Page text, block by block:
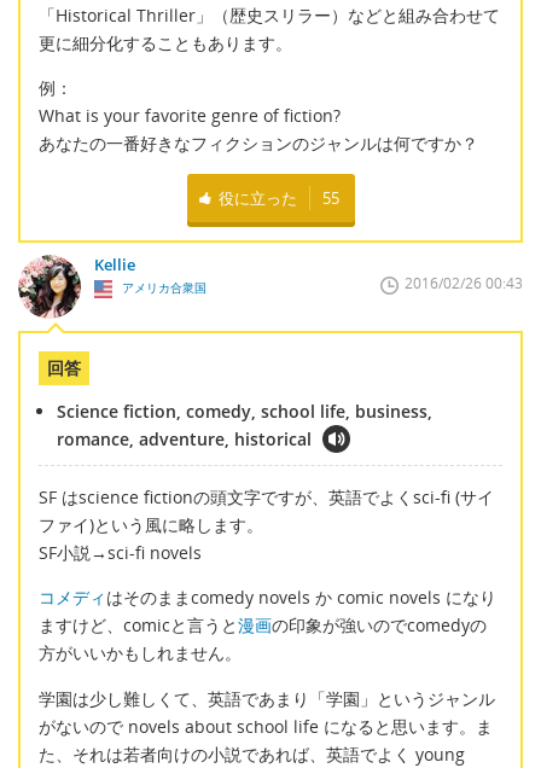
「Historical Thriller」（歴史スリラー）などと組み合わせて
更に細分化することもあります。
例：
What is your favorite genre of fiction?
あなたの一番好きなフィクションのジャンルは何ですか？
役に立った 55
Kellie
アメリカ合衆国 2016/02/26 00:43
回答
Science fiction, comedy, school life, business,
romance, adventure, historical
SF はscience fictionの頭文字ですが、英語でよくsci-fi (サイ
ファイ)という風に略します。
SF小説→sci-fi novels
コメディ はそのままcomedy novels か comic novels になり
ますけど、comicと言うと漫画の印象が強いのでcomedyの
方がいいかもしれません。
学園は少し難しくて、英語であまり「学園」というジャンル
がないので novels about school life になると思います。ま
た、それは若者向けの小説であれば、英語でよく young